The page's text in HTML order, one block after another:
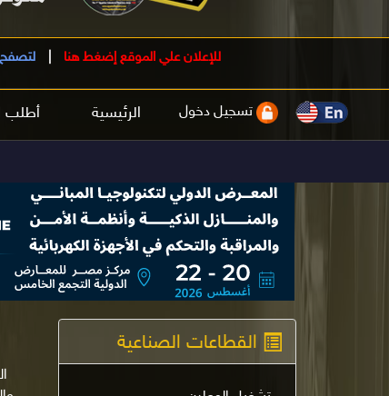
للإعلان علي الموقع إضغط هنا لتصفح
الرئيسية أطلب تسجيل دخول
القطاعات الصناعية